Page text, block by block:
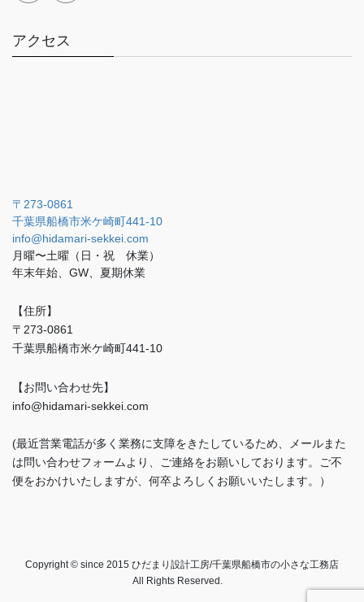
アクセス
〒273-0861
千葉県船橋市米ケ崎町441-10
info@hidamari-sekkei.com
月曜〜土曜（日・祝 休業）
年末年始、GW、夏期休業
【住所】
〒273-0861
千葉県船橋市米ケ崎町441-10
【お問い合わせ先】
info@hidamari-sekkei.com
(最近営業電話が多く業務に支障をきたしているため、メールまた
は問い合わせフォームより、ご連絡をお願いしております。ご不
便をおかけいたしますが、何卒よろしくお願いいたします。）
Copyright © since 2015 ひだまり設計工房/千葉県船橋市の小さな工務店
All Rights Reserved.